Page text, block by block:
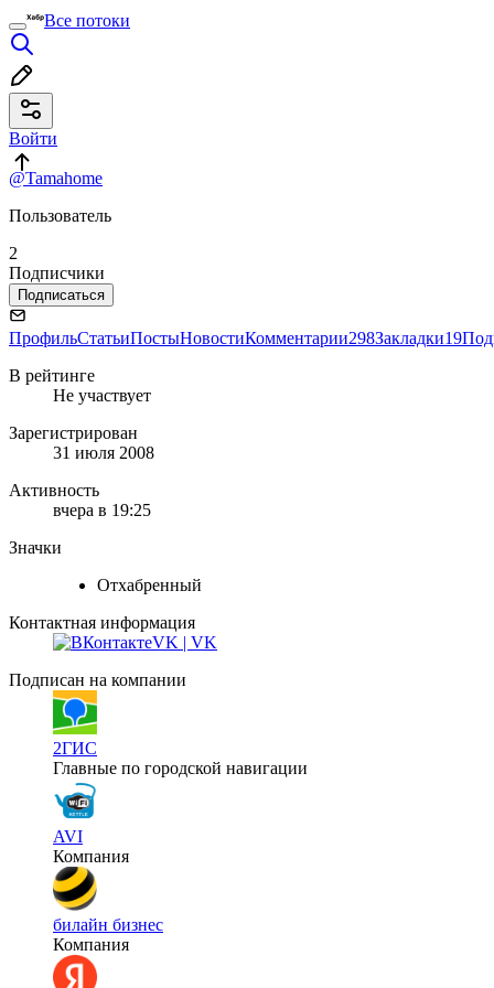
Все потоки
Войти
@Tamahome
Пользователь
2
Подписчики
Подписаться
ПрофильСтатьиПостыНовостиКомментарии298Закладки19
В рейтинге
Не участвует
Зарегистрирован
31 июля 2008
Активность
вчера в 19:25
Значки
Отхабренный
Контактная информация
VK | VK
Подписан на компании
2ГИС
Главные по городской навигации
AVI
Компания
билайн бизнес
Компания